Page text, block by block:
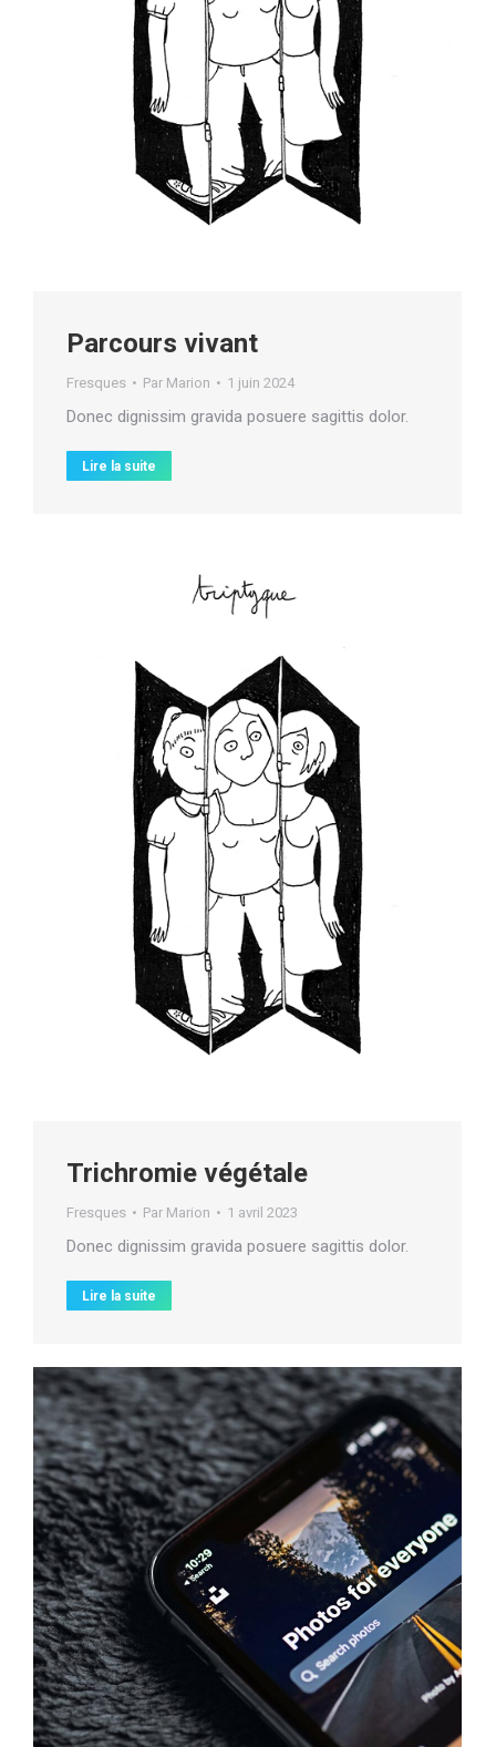
Parcours vivant
Fresques Par Marion 1 juin 2024
Donec dignissim gravida posuere sagittis dolor.
Lire la suite
Trichromie végétale
Fresques Par Marion 1 avril 2023
Donec dignissim gravida posuere sagittis dolor.
Lire la suite